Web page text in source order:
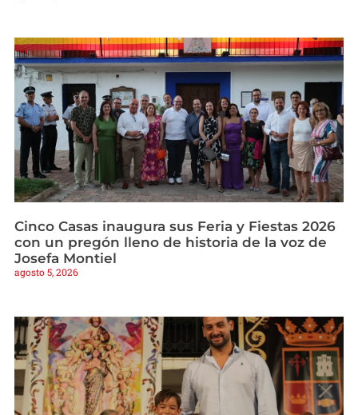
Cinco Casas inaugura sus Feria y Fiestas 2026
con un pregón lleno de historia de la voz de
Josefa Montiel
agosto 5, 2026